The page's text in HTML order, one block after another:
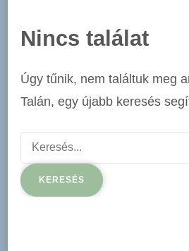
Nincs találat
Úgy tűnik, nem találtuk meg
Talán, egy újabb keresés